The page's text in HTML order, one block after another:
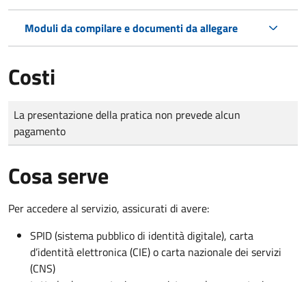
Moduli da compilare e documenti da allegare
Costi
Tipo di pagamento
Importo
La presentazione della pratica non prevede alcun
pagamento
Cosa serve
Per accedere al servizio, assicurati di avere:
SPID (sistema pubblico di identità digitale), carta
d’identità elettronica (CIE) o carta nazionale dei servizi
(CNS)